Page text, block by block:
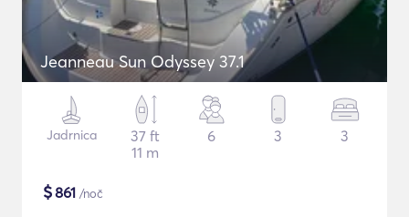
Jeanneau Sun Odyssey 37.1
Jadrnica
37 ft
11 m
6 3 3
$861 /noč